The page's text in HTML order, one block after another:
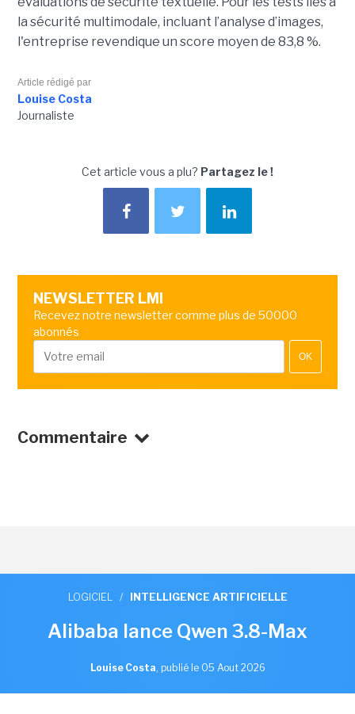
la sécurité multimodale, incluant l’analyse d’images,
l'entreprise revendique un score moyen de 83,8 %.
Article rédigé par
Louise Costa
Journaliste
Cet article vous a plu? Partagez le !
NEWSLETTER LMI
Recevez notre newsletter comme plus de 50000
abonnés
OK
Commentaire
LOGICIEL / INTELLIGENCE ARTIFICIELLE
Alibaba lance Qwen 3.8-Max
Louise Costa, publié le 05 Aout 2026